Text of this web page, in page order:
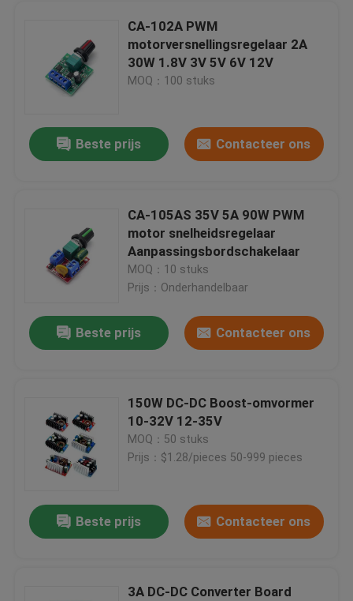
CA-102A PWM
motorversnellingsregelaar 2A
30W 1.8V 3V 5V 6V 12V
MOQ：100 stuks
Beste prijs Contacteer ons
CA-105AS 35V 5A 90W PWM
motor snelheidsregelaar
Aanpassingsbordschakelaar
MOQ：10 stuks
Prijs：Onderhandelbaar
Beste prijs Contacteer ons
150W DC-DC Boost-omvormer
10-32V 12-35V
MOQ：50 stuks
Prijs：$1.28/pieces 50-999 pieces
Beste prijs Contacteer ons
3A DC-DC Converter Board